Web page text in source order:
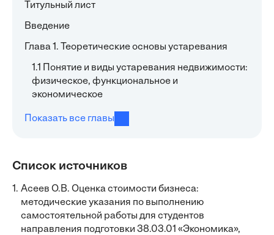
Титульный лист
Введение
Глава 1. Теоретические основы устаревания
1.1 Понятие и виды устаревания недвижимости:
физическое, функциональное и
экономическое
Показать все главы
Список источников
1. Асеев О.В. Оценка стоимости бизнеса:
методические указания по выполнению
самостоятельной работы для студентов
направления подготовки 38.03.01 «Экономика»,